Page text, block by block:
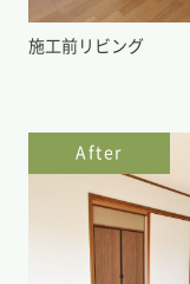
施工前リビング
After